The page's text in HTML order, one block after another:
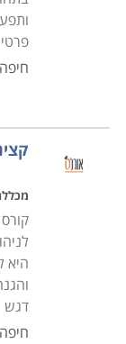
טכנולוגיים
איתור, עבודת
תלמדו כיצד
בנקים, ממשל,
פעולה, ועל
אלה את המידע
נלמדים כל
שמאחורי
מתבצעים
לבצע מעקב
.
חיפה
היא
דגש
חיפה